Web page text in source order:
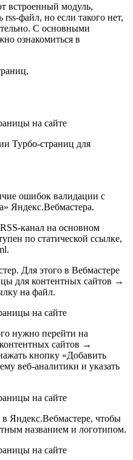
встроенный модуль,
rss-файл, но если такого нет,
С основными
ознакомиться в
Турбо-страниц для
ошибок валидации с
Яндекс.Вебмастера.
канал на основном
по статической ссылке,
Для этого в Вебмастере
для контентных сайтов →
на файл.
нужно перейти на
сайтов →
кнопку «Добавить
веб-аналитики и указать
Яндекс.Вебмастере, чтобы
названием и логотипом.